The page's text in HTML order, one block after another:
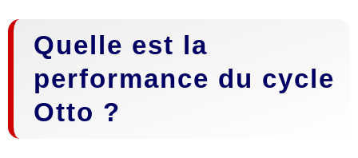
Quelle est la
performance du cycle
Otto ?